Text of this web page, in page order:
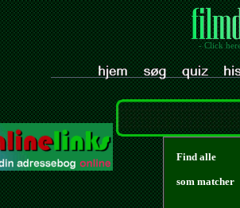
- Click
Find alle
som matcher